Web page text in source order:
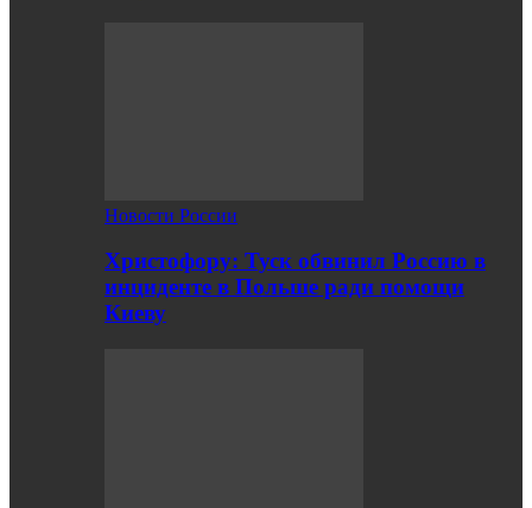
Новости России
Христофору: Туск обвинил Россию в
инциденте в Польше ради помощи
Киеву